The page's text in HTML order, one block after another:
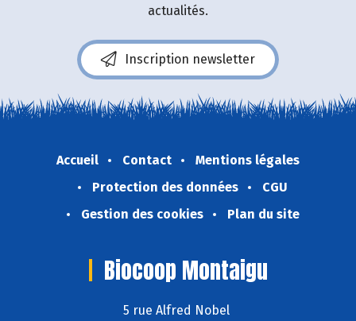
actualités.
Inscription newsletter
Accueil Contact
Mentions légales
Protection des données
CGU
Gestion des cookies
Plan du site
Biocoop Montaigu
5 rue Alfred Nobel